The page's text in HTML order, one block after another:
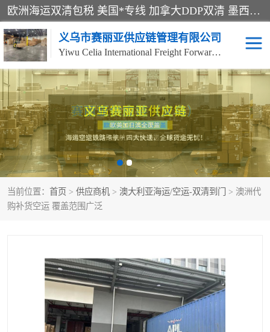
欧洲海运双清包税 美国*专线 加拿大DDP双清 墨西哥跨境空运 澳大利亚专线物流 跨境电商物流服务 国际快递到门服务 海运*渠道 一站式跨境物流解决方案 TikTok/SHEIN专线 电商平台FBA头程运输 国际铁路运输欧洲 UPS/DDHL/联邦快递跨境 美国双清到门物流 跨境*运输
义乌市赛丽亚供应链管理有限公司
Yiwu Celia International Freight Forwarding Co., Ltd
当前位置： 首页 > 供应商机 > 澳大利亚海运/空运-双清到门
> 澳洲代
购补货空运 覆盖范围广泛
美森快船 欧洲卡航
加拿大海运/空运-双清到
门
澳大利亚海运/空运-双清
到门
墨西哥海运/空运-双清到
门